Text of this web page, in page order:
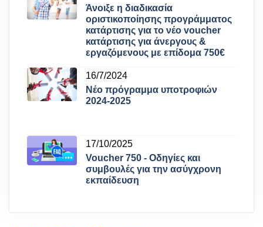
Άνοιξε η διαδικασία
οριστικοποίησης προγράμματος
κατάρτισης για το νέο voucher
κατάρτισης για άνεργους &
εργαζόμενους με επίδομα 750€
16/7/2024
Νέο πρόγραμμα υποτροφιών
2024-2025
17/10/2025
Voucher 750 - Οδηγίες και
συμβουλές για την ασύγχρονη
εκπαίδευση